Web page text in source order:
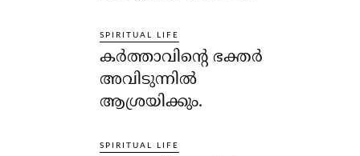
SPIRITUAL LIFE
കര്‍ത്താവിന്റെ ഭക്തര്‍
അവിടുന്നില്‍
ആശ്രയിക്കും.
SPIRITUAL LIFE